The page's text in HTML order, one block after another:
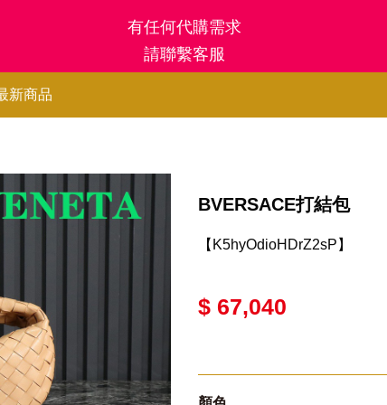
有任何代購需求
請聯繫客服
新商品
BVERSACE打結包
【K5hyOdioHDrZ2sP】
$ 67,040